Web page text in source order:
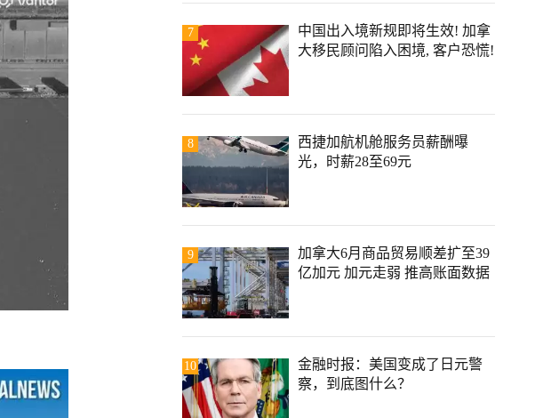
7
中国出入境新规即将生效! 加拿
大移民顾问陷入困境, 客户恐慌!
8
西捷加航机舱服务员薪酬曝
光，时薪28至69元
9
加拿大6月商品贸易顺差扩至39
亿加元 加元走弱 推高账面数据
10
金融时报：美国变成了日元警
察，到底图什么？